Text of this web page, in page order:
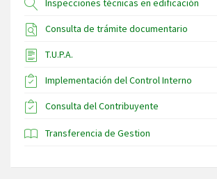
Consulta de trámite documentario
T.U.P.A.
Implementación del Control Interno
Consulta del Contribuyente
Transferencia de Gestion